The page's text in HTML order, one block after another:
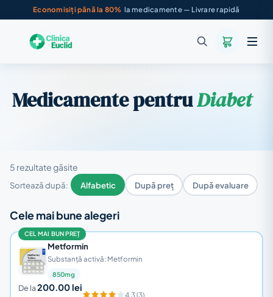
Economisiți până la 80% la medicamente — Livrare rapidă
Medicamente pentruDiabet
5 rezultate găsite
Sortează după: Alfabetic După preț După evaluare
Cele mai bune alegeri
CEL MAI BUN PREȚ
Metformin
Substanță activă: Metformin
850mg
De la200.00 lei
4.3 (3)